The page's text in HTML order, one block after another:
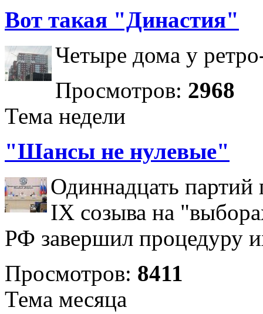
Вот такая "Династия"
Четыре дома у
Просмотров: 2968
Тема недели
"Шансы не нулевые"
Одиннадцать партий
IX созыва на
РФ завершил процедуру
Просмотров: 8411
Тема месяца